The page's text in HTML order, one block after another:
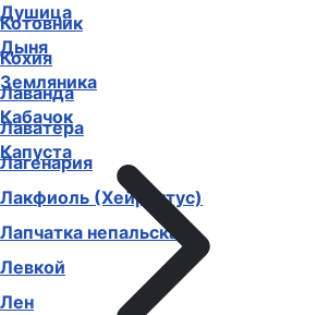
Котовник
Кохия
Лаванда
Лаватера
Лагенария
Лакфиоль (Хейрантус)
Лапчатка непальская
Левкой
Лен
Душица
Дыня
Земляника
Кабачок
Капуста